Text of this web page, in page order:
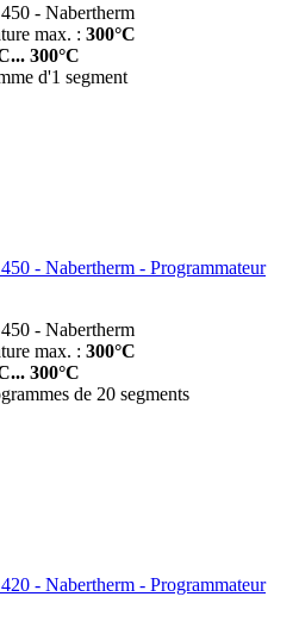
- Nabertherm
max. : 300°C
300°C
d'1 segment
- Nabertherm - Programmateur
- Nabertherm
max. : 300°C
300°C
de 20 segments
- Nabertherm - Programmateur